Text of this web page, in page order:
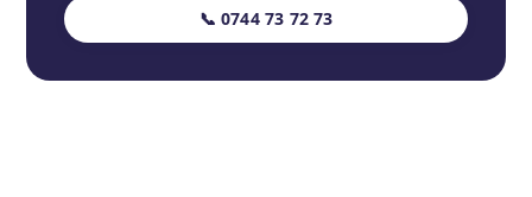
📞 0744 73 72 73